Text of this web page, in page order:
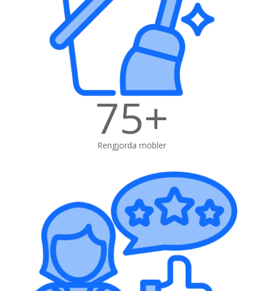
75+
Rengjorda möbler